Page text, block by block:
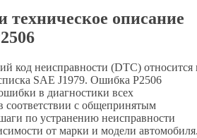
описание
код неисправности (DTC) относится
SAE J1979. Ошибка P2506
в диагностики всех
соответствии с общепринятым
по устранению неисправности
от марки и модели